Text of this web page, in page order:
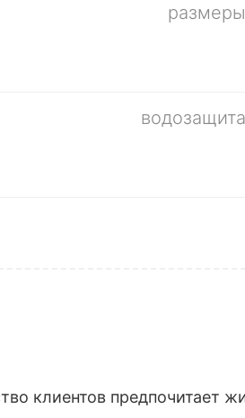
размеры
водозащита
клиентов предпочитает